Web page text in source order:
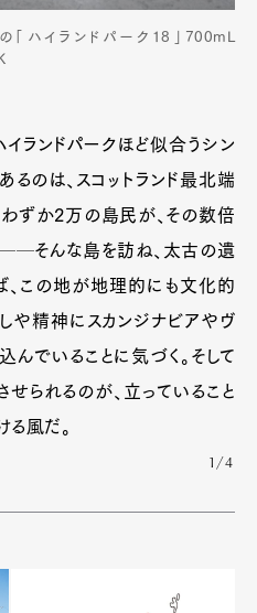
GourmetCars
Lifestyle
ハイランドパーク18」700mL
イランドパークほど似合うシン
るのは、スコットランド最北端
ずか2万の島民が、その数倍
──そんな島を訪ね、太古の遺
、この地が地理的にも文化的
や精神にスカンジナビアやヴ
んでいることに気づく。そして
せられるのが、立っていること
る風だ。
1/4